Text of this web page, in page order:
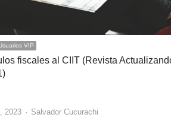
VIP
fiscales al CIIT (Revista
2023 Author
Salvador Cucurachi